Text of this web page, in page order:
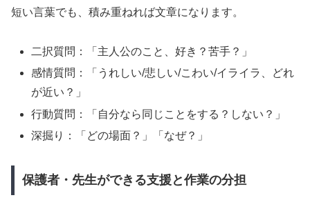
短い言葉でも、積み重ねれば文章になります。
二択質問：「主人公のこと、好き？苦手？」
感情質問：「うれしい/悲しい/こわい/イライラ、どれ
が近い？」
行動質問：「自分なら同じことをする？しない？」
深掘り：「どの場面？」「なぜ？」
保護者・先生ができる支援と作業の分担